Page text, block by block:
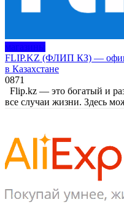
магазины
FLIP.KZ (ФЛИП КЗ) —
в Казахстане
0871
Flip.kz — это богатый и
все случаи жизни. Здесь